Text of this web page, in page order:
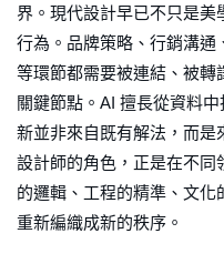
界。現代設計早已不只是
行為。品牌策略、行銷溝通
等環節都需要被連結、被轉
關鍵節點。AI 擅長從資料
新並非來自既有解法，而是
設計師的角色，正是在不同
的邏輯、工程的精準、文
重新編織成新的秩序。